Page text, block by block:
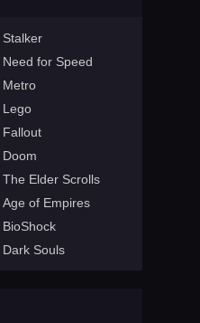
Stalker
Need for Speed
Metro
Lego
Fallout
Doom
The Elder Scrolls
Age of Empires
BioShock
Dark Souls